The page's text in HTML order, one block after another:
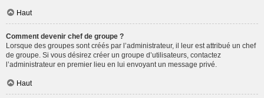
Haut
Comment devenir chef de groupe ?
Lorsque des groupes sont créés par l’administrateur, il leur est attribué un chef
de groupe. Si vous désirez créer un groupe d’utilisateurs, contactez
l’administrateur en premier lieu en lui envoyant un message privé.
Haut